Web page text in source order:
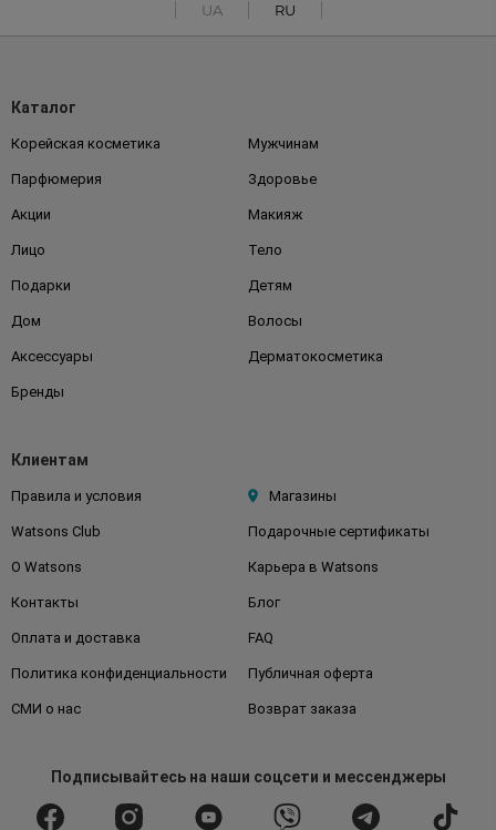
UA RU
Каталог
Корейская косметика Мужчинам
Парфюмерия Здоровье
Акции Макияж
Лицо Тело
Подарки Детям
Дом Волосы
Аксессуары Дерматокосметика
Бренды
Клиентам
Правила и условия Магазины
Watsons Club Подарочные сертификаты
О Watsons Карьера в Watsons
Контакты Блог
Оплата и доставка FAQ
Политика конфиденциальности Публичная оферта
СМИ о нас Возврат заказа
Подписывайтесьна наши соцсети и мессенджеры